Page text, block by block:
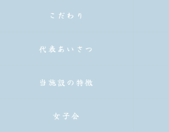
こだわり
代表あいさつ
当施設の特徴
女子会